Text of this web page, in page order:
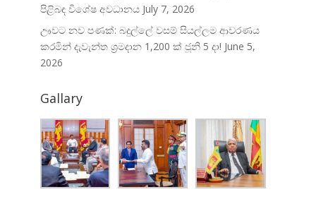
පිළිබඳ විශේෂ අවධානය July 7, 2026
ඌවට නව පණක්: බදුල්ලේ වසම් සියල්ලම ආවරණය
කරමින් දැවැන්ත ශ්‍රමදාන 1,200 ක් ජූනි 5 දා! June 5,
2026
Gallary